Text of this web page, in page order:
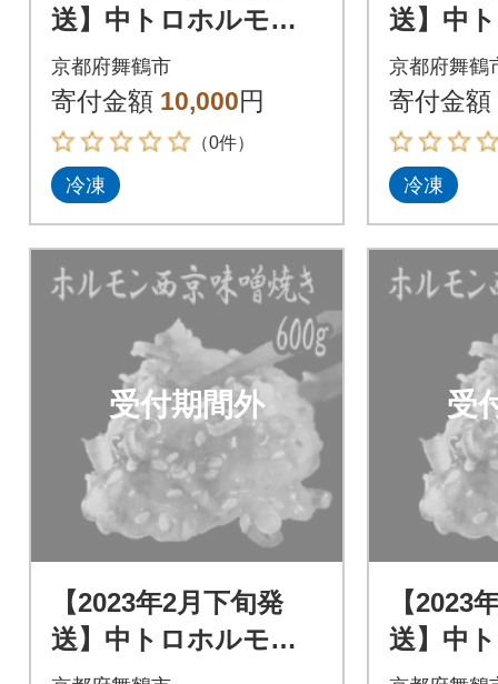
送】中トロホルモン
西京味噌焼き 600g
京都府舞鶴市
寄付金額 10,000円
（0件）
冷凍
送】中
西京味
京都府舞鶴
寄付金額
冷凍
受付期間外
【2023年2月下旬発
送】中トロホルモン
西京味噌焼き 600g
受
【2023
送】中
西京味